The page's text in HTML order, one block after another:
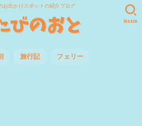
お出かけスポットの紹介ブログ
旅行記 フェリー
SEARCH